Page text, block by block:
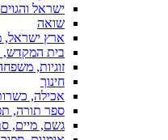
ישראל
שואה
ארץ ישראל,
בית המקדש,
זוגיות,
חינוך
אכילה,
ספר תורה,
גשם, מיים,